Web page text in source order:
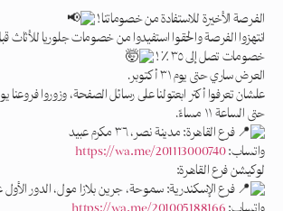
الفرصة الأخيرة للاستفادة من خصوماتنا!
انتهزوا الفرصة والحقوا استفيدوا من خصومات جلوريا للأثاث
خصومات تصل إلى ٣٥٪!
العرض ساري حتى يوم ٣١ أكتوبر.
حتى الساعة ١١ مساءً.
فرع القاهرة: مدينة نصر، ٣٦ مكرم عبيد
واتساب:https://wa.me/201113000740
لوكيشن فرع القاهرة:
فرع الإسكندرية: سموحة، جرين بلازا مول، الدور